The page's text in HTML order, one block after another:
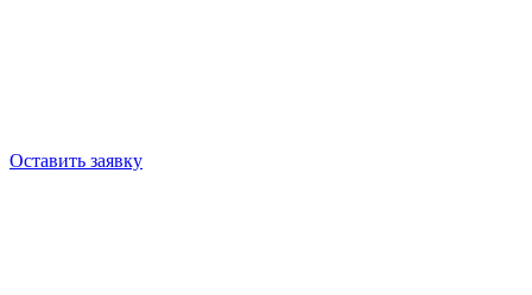
Оставить заявку